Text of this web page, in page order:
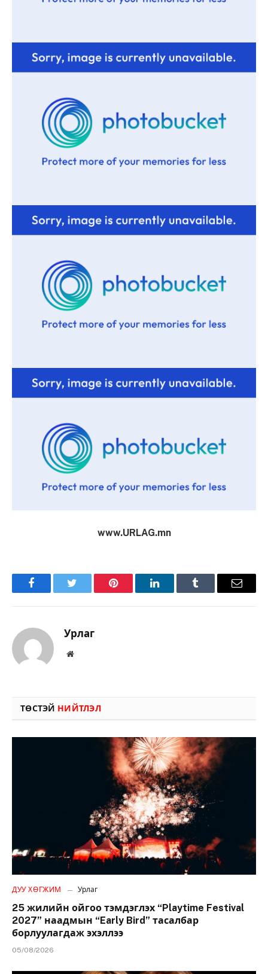
www.URLAG.mn
FacebookTwitter Pinterest LinkedInTumblr Имэйл
Урлаг
Вэбсайт
ТӨСТЭЙ НИЙТЛЭЛ
ДУУ ХӨГЖИМ Урлаг
25 жилийн ойгоо тэмдэглэх “Playtime Festival
2027” наадмын “Early Bird” тасалбар
борлуулагдаж эхэллээ
05/08/2026